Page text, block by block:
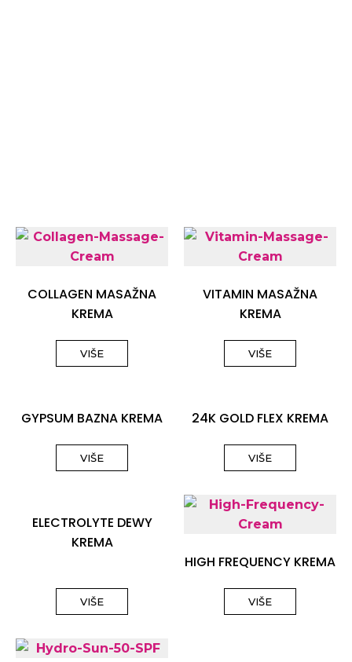
COLLAGEN MASAŽNA
KREMA
VIŠE
VITAMIN MASAŽNA
KREMA
VIŠE
GYPSUM BAZNA KREMA
VIŠE
24K GOLD FLEX KREMA
VIŠE
ELECTROLYTE DEWY
KREMA
VIŠE
HIGH FREQUENCY KREMA
VIŠE